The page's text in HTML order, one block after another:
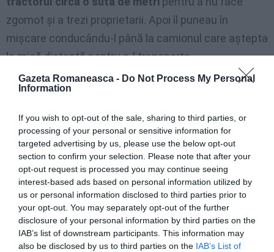
Gazeta Romaneasca - Do Not Process My Personal
Information
If you wish to opt-out of the sale, sharing to third parties, or
processing of your personal or sensitive information for
targeted advertising by us, please use the below opt-out
section to confirm your selection. Please note that after your
opt-out request is processed you may continue seeing
interest-based ads based on personal information utilized by
us or personal information disclosed to third parties prior to
your opt-out. You may separately opt-out of the further
disclosure of your personal information by third parties on the
IAB’s list of downstream participants. This information may
also be disclosed by us to third parties on the IAB’s List of
zgomot și a trezi proprietarii. Apoi îl puneau în
mișcare conducându-l până la camionul care aștepta
la mică distanță pentru a-l transporta.
Vehiculele furate
și nu este
revândute cu documente false.